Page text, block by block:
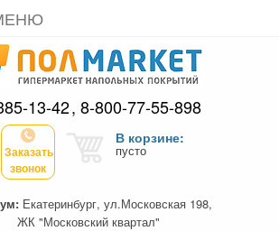
13-42 8-800-77-55-898
Заказать
звонок
В корзине:
пусто
Екатеринбург, ул.Московская 198,
ЖК "Московский квартал"